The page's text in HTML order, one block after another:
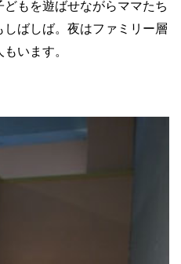
もを遊ばせながらママたち
ばしば。夜はファミリー層
います。